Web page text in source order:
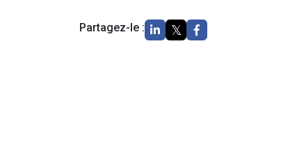
Partagez-le :